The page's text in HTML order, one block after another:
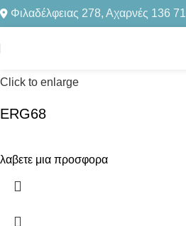
Φιλαδέλφειας 278, Αχαρνές 136 71
Αρχική σελίδα ΑΞΕΣΟΥΑΡ
Click to enlarge
ERG68
λαβετε μια προσφορα